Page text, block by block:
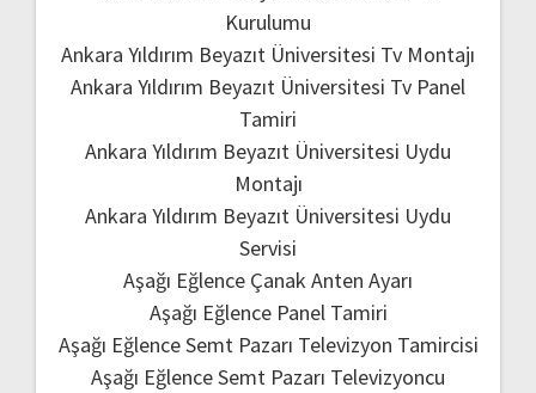
Kurulumu
Ankara Yıldırım Beyazıt Üniversitesi Tv Montajı
Ankara Yıldırım Beyazıt Üniversitesi Tv Panel
Tamiri
Ankara Yıldırım Beyazıt Üniversitesi Uydu
Montajı
Ankara Yıldırım Beyazıt Üniversitesi Uydu
Servisi
Aşağı Eğlence Çanak Anten Ayarı
Aşağı Eğlence Panel Tamiri
Aşağı Eğlence Semt Pazarı Televizyon Tamircisi
Aşağı Eğlence Semt Pazarı Televizyoncu